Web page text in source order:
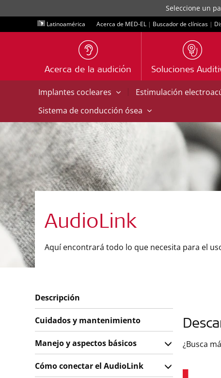
Seleccione un
Latinoamérica Acerca de MED-EL | Buscador de clínicas |
Acerca de la audición Soluciones
Implantes cocleares | Estimulación
Sistema de conducción ósea
AudioLink
Aquí encontrará todo lo que necesita para el
¿Busca
Descripción
Cuidados y mantenimiento
Manejo y aspectos básicos
Cómo conectar el AudioLink